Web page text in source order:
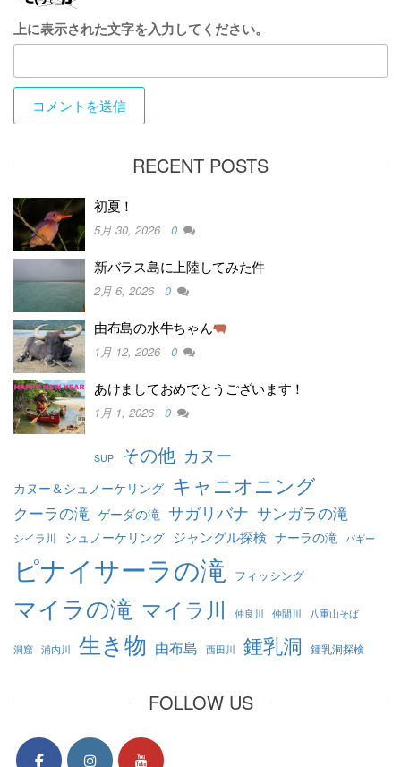
上に表示された文字を入力してください。
RECENT POSTS
初夏！
5月 30, 2026 0
新バラス島に上陸してみた件
2月 6, 2026 0
由布島の水牛ちゃん
1月 12, 2026 0
あけましておめでとうございます！
1月 1, 2026 0
SUP その他 カヌー
カヌー＆シュノーケリング キャニオニング
クーラの滝 ゲーダの滝 サガリバナ サンガラの滝
シイラ川 シュノーケリング ジャングル探検 ナーラの滝 バギー
ピナイサーラの滝 フィッシング
マイラの滝 マイラ川 仲良川 仲間川 八重山そば
洞窟 浦内川 生き物 由布島 西田川 鍾乳洞 鍾乳洞探検
FOLLOW US